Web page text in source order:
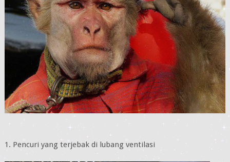
1. Pencuri yang terjebak di lubang ventilasi